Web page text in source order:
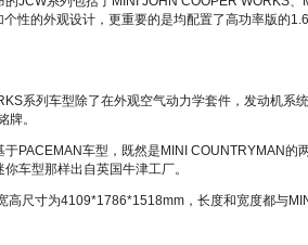
性的外观设计，更重要的是均配置了高功率版的
系列车型除了在外观空气动力学套件，发动机
牌。
于PACEMAN车型，既然是MINI COUNTRYMAN
车型那样出自英国牛津工厂。
高尺寸为4109*1786*1518mm，长度和宽度都与